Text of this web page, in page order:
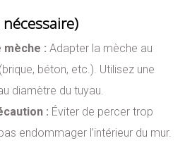
mèche :Adapter la mèche au
béton, etc.). Utilisez une
diamètre du tuyau.
: Éviter de percer trop
endommager l’intérieur du mur.